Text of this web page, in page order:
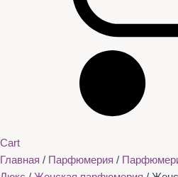
Cart
Главная / Парфюмерия /